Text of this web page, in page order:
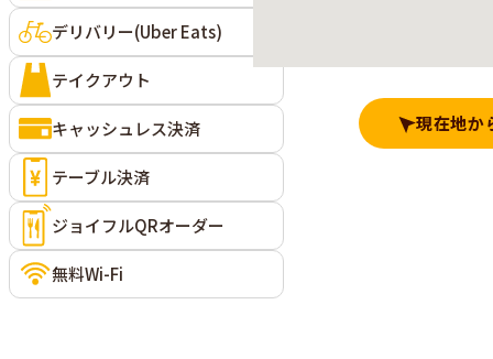
デリバリー(Uber Eats)
テイクアウト
キャッシュレス決済
テーブル決済
ジョイフルQRオーダー
無料Wi-Fi
現在地か